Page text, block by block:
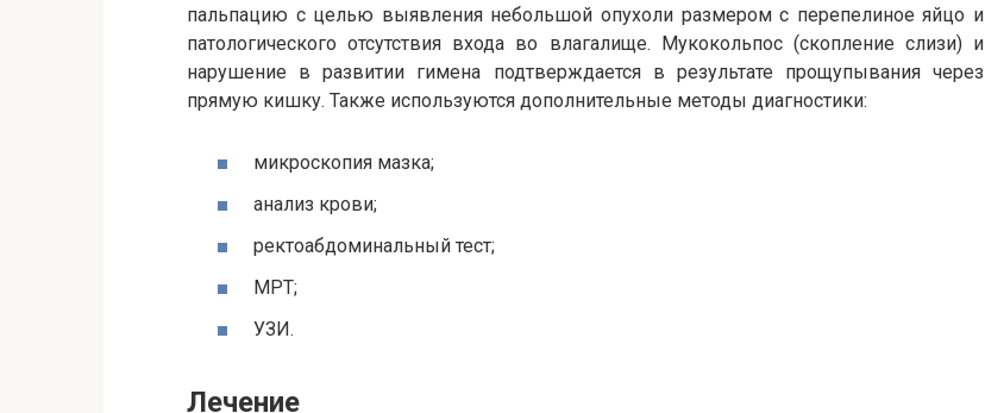
пальпацию с целью выявления небольшой опухоли размером с перепелиное яйцо и
патологического отсутствия входа во влагалище. Мукокольпос (скопление слизи) и
нарушение в развитии гимена подтверждается в результате прощупывания через
прямую кишку. Также используются дополнительные методы диагностики:
микроскопия мазка;
анализ крови;
ректоабдоминальный тест;
МРТ;
УЗИ.
Лечение